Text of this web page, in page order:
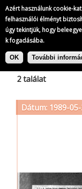
Azért használunk cookie-
felhasználói élményt
úgy tekintjük, hogy
k fogadásába.
OK További
Ugrás
Címke: Olasz
2 találat
Dátum: 1989-